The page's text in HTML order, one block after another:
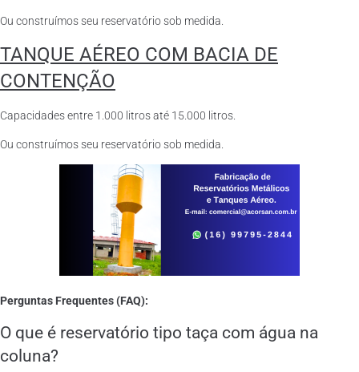
Ou construímos seu reservatório sob medida.
TANQUE AÉREO COM BACIA DE
CONTENÇÃO
Capacidades entre 1.000 litros até 15.000 litros.
Ou construímos seu reservatório sob medida.
Perguntas Frequentes (FAQ):
O que é reservatório tipo taça com água na
coluna?